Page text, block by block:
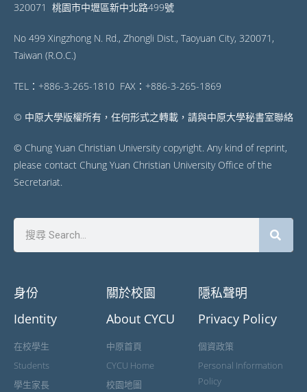
320071 桃園市中壢區新中北路499號
No 499 Xingzhong N. Rd., Zhongli Dist., Taoyuan City, 320071,
Taiwan (R.O.C.)
TEL：+886-3-265-1810 FAX：+886-3-265-1869
© 中原大學版權所有，任何形式之轉載，請與中原大學秘書室聯絡
© Chung Yuan Christian University copyright. Any kind of reprint,
please contact Chung Yuan Christian University Office of the
Secretariat.
身份
Identity
在校學生
Students
學生家長
關於校園
About CYCU
中原首頁
CYCU Home
校園地圖
隱私聲明
Privacy Policy
個資政策
Personal Information
Policy